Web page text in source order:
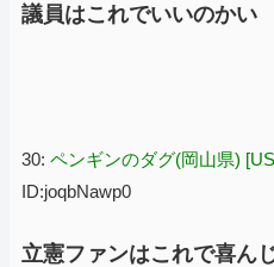
議員はこれでいいのかい
30: ペンギンのダグ(岡山県)
ID:joqbNawp0
立憲ファンはこれで喜ん